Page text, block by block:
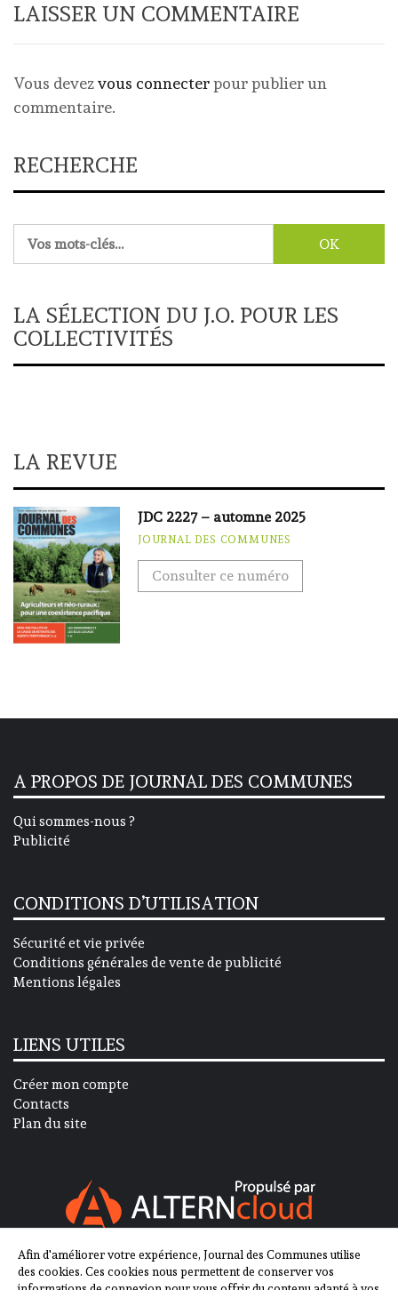
LAISSER UN COMMENTAIRE
Vous devezvous connecterpour publier un
commentaire.
RECHERCHE
LA SÉLECTION DU J.O. POUR LES
COLLECTIVITÉS
LA REVUE
JDC 2227 – automne 2025
JOURNAL DES COMMUNES
Consulter ce numéro
A PROPOS DE JOURNAL DES COMMUNES
Qui sommes-nous ?
Publicité
CONDITIONS D’UTILISATION
Sécurité et vie privée
Conditions générales de vente de publicité
Mentions légales
LIENS UTILES
Créer mon compte
Contacts
Plan du site
SUIVEZ-NOUS SUR
Afin d'améliorer votre expérience, Journal des Communes utilise
des cookies. Ces cookies nous permettent de conserver vos